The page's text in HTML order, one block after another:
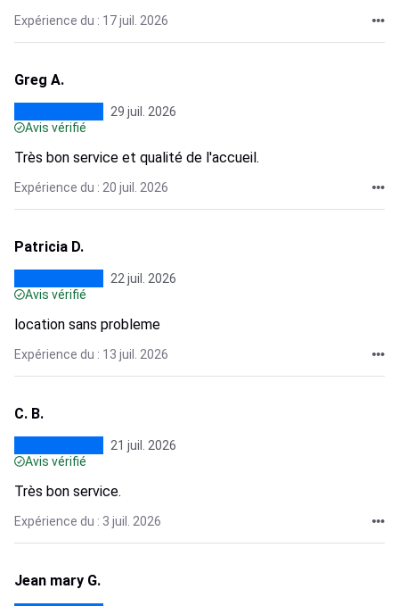
Expérience du : 17 juil. 2026
Greg A.
29 juil. 2026
Avis vérifié
Très bon service et qualité de l'accueil.
Expérience du : 20 juil. 2026
Patricia D.
22 juil. 2026
Avis vérifié
location sans probleme
Expérience du : 13 juil. 2026
C. B.
21 juil. 2026
Avis vérifié
Très bon service.
Expérience du : 3 juil. 2026
Jean mary G.